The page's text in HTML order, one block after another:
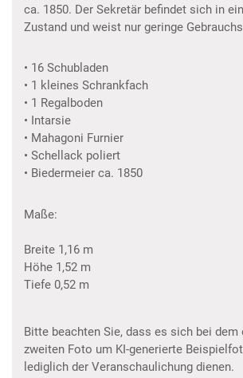
ca. 1850. Der Sekretär befindet sich in
Zustand und weist nur geringe
• 16 Schubladen
• 1 kleines Schrankfach
• 1 Regalboden
• Intarsie
• Mahagoni Furnier
• Schellack poliert
• Biedermeier ca. 1850
Maße:
Breite 1,16 m
Höhe 1,52 m
Tiefe 0,52 m
Bitte beachten Sie, dass es sich bei dem
zweiten Foto um KI-generierte
lediglich der Veranschaulichung dienen.